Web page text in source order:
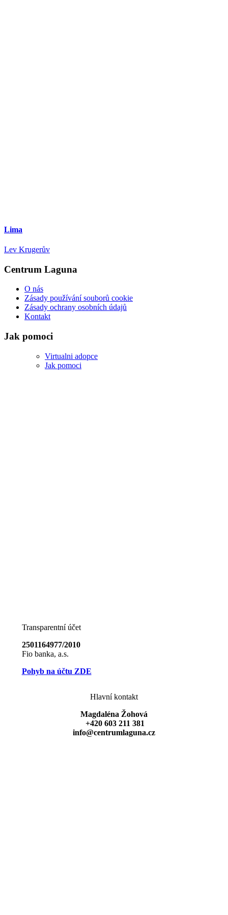
Lima
Lev Krugerův
Centrum Laguna
O nás
Zásady používání souborů cookie
Zásady ochrany osobních údajů
Kontakt
Jak pomoci
Virtualni adopce
Jak pomoci
Transparentní účet
2501164977/2010
Fio banka, a.s.
Pohyb na účtu ZDE
Hlavní kontakt
Magdaléna Žohová
+420 603 211 381
info@centrumlaguna.cz